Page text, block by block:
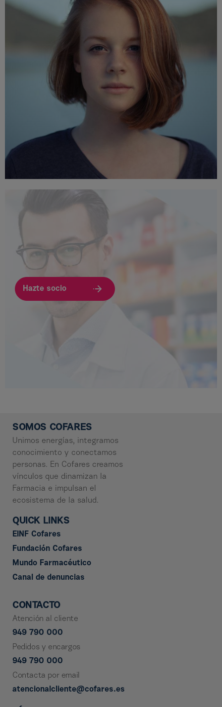
Hazte socio
SOMOS COFARES
Unimos energías, integramos
conocimiento y conectamos
personas. En Cofares creamos
vínculos que dinamizan la
Farmacia e impulsan el
ecosistema de la salud.
QUICK LINKS
EINF Cofares
Fundación Cofares
Mundo Farmacéutico
Canal de denuncias
CONTACTO
Atención al cliente
949 790 000
Pedidos y encargos
949 790 000
Contacta por email
atencionalcliente@cofares.es